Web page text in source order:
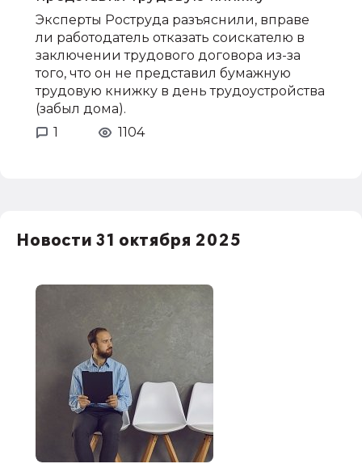
Эксперты Роструда разъяснили, вправе
ли работодатель отказать соискателю в
заключении трудового договора из-за
того, что он не представил бумажную
трудовую книжку в день трудоустройства
(забыл дома).
1
1104
Новости 31 октября 2025